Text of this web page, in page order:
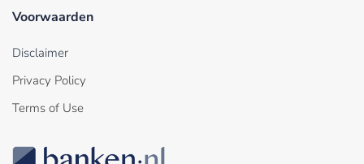
Voorwaarden
Disclaimer
Privacy Policy
Terms of Use